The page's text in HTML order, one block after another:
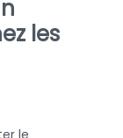
les